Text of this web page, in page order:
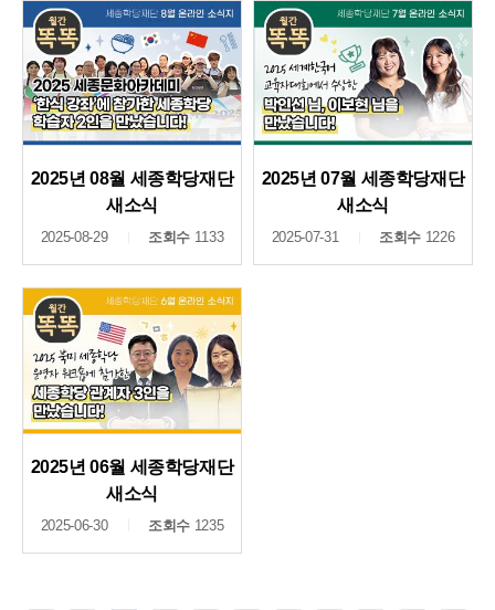
2025년 08월 세종학당재단
새소식
2025-08-29 조회수 1133
2025년 07월 세종학당재단
새소식
2025-07-31 조회수 1226
2025년 06월 세종학당재단
새소식
2025-06-30 조회수 1235